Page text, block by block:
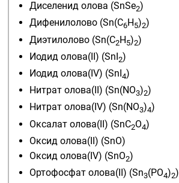
Диселенид олова (SnSe2)
Дифенилолово (Sn(C6H 5)2)
Диэтилолово (Sn(C2H5)2)
Иодид олова(II) (SnI2)
Иодид олова(IV) (SnI4)
Нитрат олова(II) (Sn(NO3)2)
Нитрат олова(IV) (Sn(NO3)4)
Оксалат олова(II) (SnC2O4)
Оксид олова(II) (SnO)
Оксид олова(IV) (SnO2)
Ортофосфат олова(II) (Sn3(PO4)2)